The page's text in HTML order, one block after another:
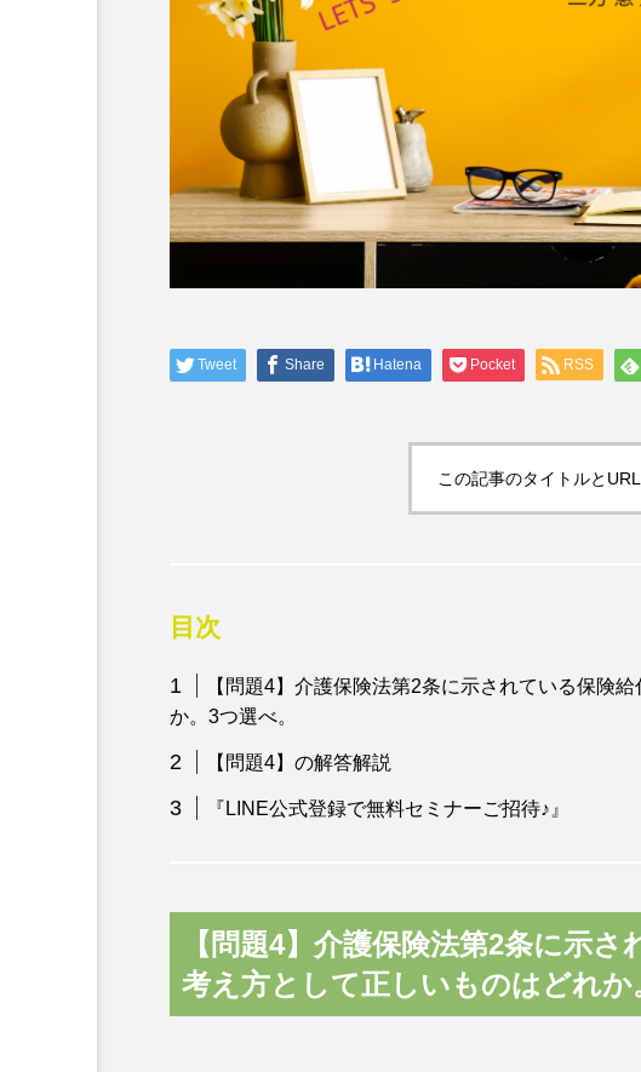
Tweet Share Hatena Pocket RSS
この記事のタイトルと
目次
【問題4】介護保険法第2条に示されている保険
か。3つ選べ。
【問題4】の解答解説
『LINE公式登録で無料セミナーご招待♪』
【問題4】 介護保険法第2条に示さ
考え方として正しいものはどれか